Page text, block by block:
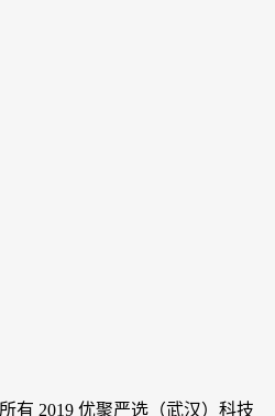
有 2019 优聚严选（武汉）科技